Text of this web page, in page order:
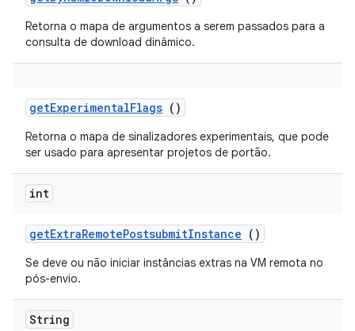
Retorna o mapa de argumentos a serem passados ​​para a
consulta de download dinâmico.
getExperimentalFlags ()
Retorna o mapa de sinalizadores experimentais, que pode
ser usado para apresentar projetos de portão.
int
getExtraRemotePostsubmitInstance ()
Se deve ou não iniciar instâncias extras na VM remota no
pós-envio.
String